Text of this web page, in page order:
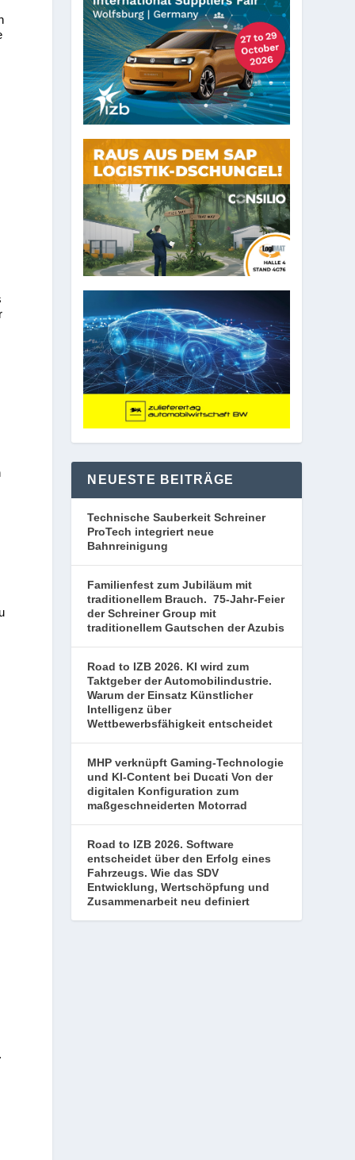
NEUESTE BEITRÄGE
Technische Sauberkeit Schreiner
ProTech integriert neue
Bahnreinigung
Familienfest zum Jubiläum mit
traditionellem Brauch. 75-Jahr-Feier
der Schreiner Group mit
traditionellem Gautschen der Azubis
Road to IZB 2026. KI wird zum
Taktgeber der Automobilindustrie.
Warum der Einsatz Künstlicher
Intelligenz über
Wettbewerbsfähigkeit entscheidet
MHP verknüpft Gaming-Technologie
und KI-Content bei Ducati Von der
digitalen Konfiguration zum
maßgeschneiderten Motorrad
Road to IZB 2026. Software
entscheidet über den Erfolg eines
Fahrzeugs. Wie das SDV
Entwicklung, Wertschöpfung und
Zusammenarbeit neu definiert